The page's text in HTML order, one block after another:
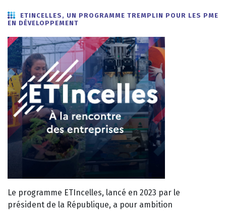
ETINCELLES, UN PROGRAMME TREMPLIN POUR LES PME
EN DÉVELOPPEMENT
Le programme ETIncelles, lancé en 2023 par le
président de la République, a pour ambition